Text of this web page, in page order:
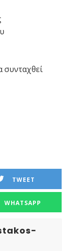
συνταχθεί
TWEET
WHATSAPP